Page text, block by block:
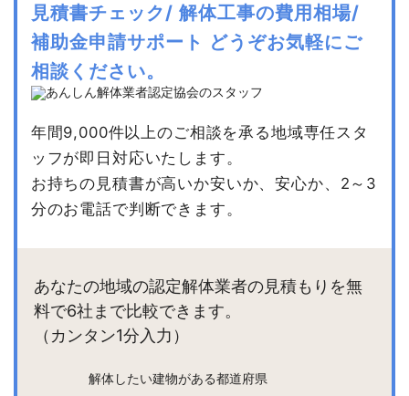
見積書チェック/ 解体工事の費用相場/
補助金申請サポート どうぞお気軽にご
相談ください。
年間9,000件以上のご相談を承る地域専任スタ
ッフが即日対応いたします。
お持ちの見積書が高いか安いか、安心か、2～3
分のお電話で判断できます。
あなたの地域の認定解体業者の見積もりを無
料で6社まで比較できます。
（カンタン1分入力）
解体したい建物がある都道府県